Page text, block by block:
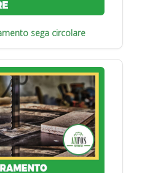
sega circolare